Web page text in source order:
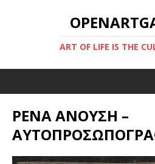
ART OF LIFE IS THE
ΡΕΝΑ ΑΝΟΥΣΗ –